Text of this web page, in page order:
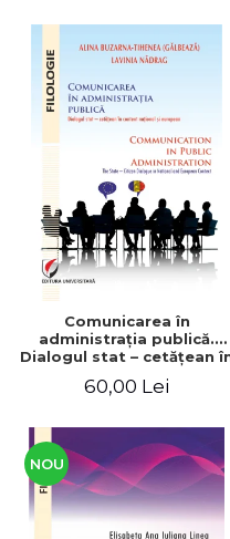
Comunicarea în
administraţia publică.
Dialogul stat – cetăţean în
european / Communication
The state-citizen dialogue
in national and European
context
60,00 Lei
NOU